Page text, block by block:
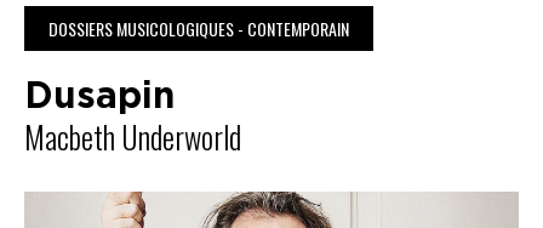
DOSSIERS MUSICOLOGIQUES - CONTEMPORAIN
Dusapin
Macbeth Underworld